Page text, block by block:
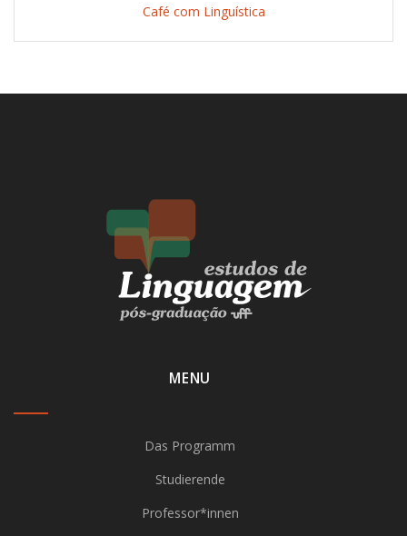
Café com Linguística
MENU
Das Programm
Studierende
Professor*innen